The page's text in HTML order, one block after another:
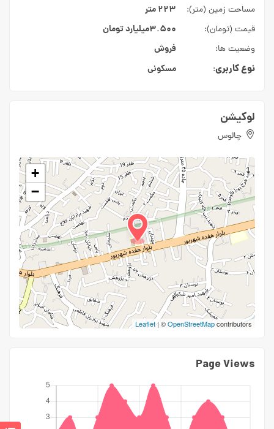
مساحت زمین (متر): ۲۲۳ متر
قیمت (تومان): ۳.۵۰۰میلیارد تومان
وضعیت ها: فروش
نوع کاربری: مسکونی
لوکیشن
چالوس
+
−
Leaflet| ©OpenStreetMapcontributors
Page Views